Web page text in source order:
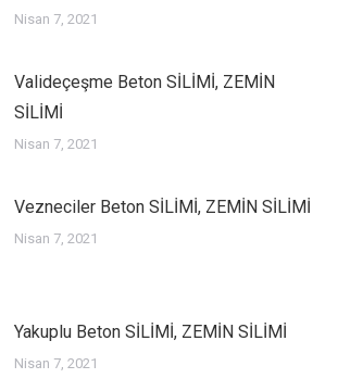
Nisan 7, 2021
Valideçeşme Beton SİLİMİ, ZEMİN
SİLİMİ
Nisan 7, 2021
Vezneciler Beton SİLİMİ, ZEMİN SİLİMİ
Nisan 7, 2021
Yakuplu Beton SİLİMİ, ZEMİN SİLİMİ
Nisan 7, 2021